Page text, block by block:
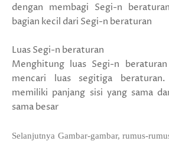
dengan membagi Segi-n
bagian kecil dari Segi-n beraturan
Luas Segi-n beraturan
Menghitung luas Segi-n
mencari luas segitiga
memiliki panjang sisi yang sama
sama besar
Selanjutnya Gambar-gambar, rumus-